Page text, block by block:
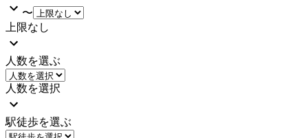
〜
上限なし
人数を選ぶ
人数を選択
駅徒歩を選ぶ